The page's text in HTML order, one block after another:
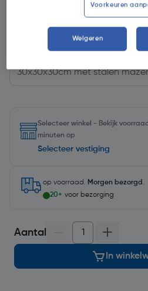
Kies productvariant(1)
Selecteer winkel - Bekijk
minuten op
Selecteer vestiging
op voorraad. Morgen bezorgd .
20+ voor bezorging
Aantal
In
Voorkeuren
Weigeren